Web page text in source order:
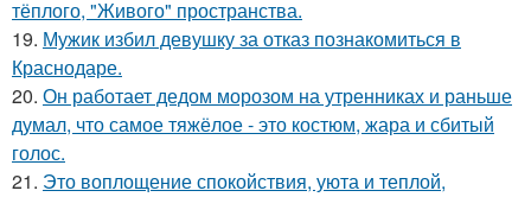
тёплого, "Живого" пространства.
19. Мужик избил девушку за отказ познакомиться в
Краснодаре.
20. Он работает дедом морозом на утренниках и раньше
думал, что самое тяжёлое - это костюм, жара и сбитый
голос.
21. Это воплощение спокойствия, уюта и теплой,